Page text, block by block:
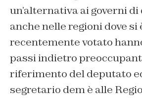
un’alternativa ai governi
anche nelle regioni dove si
recentemente votato
passi indietro
riferimento del deputato
segretario dem è alle